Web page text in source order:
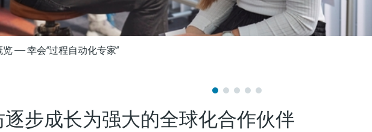
览 —— 幸会“过程自动化专家”
步成长为强大的全球化合作伙伴